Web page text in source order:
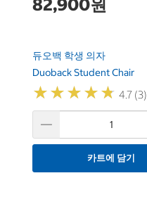
듀오백 학생 의자
Duoback Student Chair
★★★★★
★★★★★ 4.7 (3)
카트에 담기